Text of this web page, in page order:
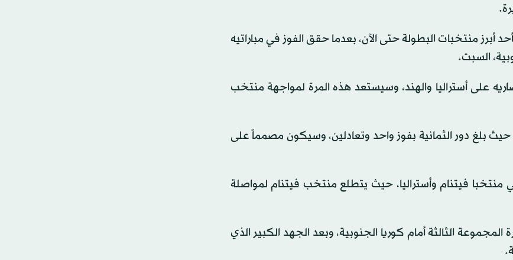
أبرز منتخبات البطولة حتى الآن، بعدما حقق الفوز في مباراتيه
السبت.
على أستراليا والهند، وسيستعد هذه المرة لمواجهة منتخب
بلغ دور الثمانية بفوز واحد وتعادلين، وسيكون مصمماً على
منتخبا فيتنام وأستراليا، حيث يتطلع منتخب فيتنام لمواصلة
صدارة المجموعة الثالثة أمام كوريا الجنوبية، وبعد الجهد الكبير الذي